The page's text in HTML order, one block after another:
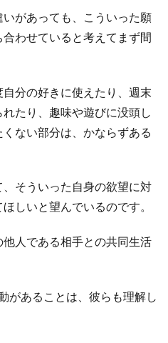
があっても、こういった願
わせていると考えてまず間
分の好きに使えたり、週末
たり、趣味や遊びに没頭し
ない部分は、かならずある
そういった自身の欲望に対
しいと望んでいるのです。
人である相手との共同生活
があることは、彼らも理解し